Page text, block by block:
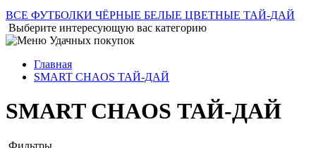
ВСЕ ФУТБОЛКИ ЧЁРНЫЕ БЕЛЫЕ ЦВЕТНЫЕ ТАЙ-ДАЙ
Выберите интересующую вас категорию
Главная
SMART CHAOS ТАЙ-ДАЙ
SMART CHAOS ТАЙ-ДАЙ
Фильтры